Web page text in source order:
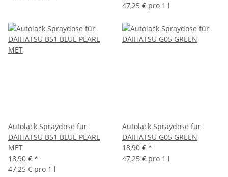
47,25 € pro 1 l
Autolack Spraydose für
DAIHATSU B51 BLUE PEARL
MET
18,90 € *
47,25 € pro 1 l
Autolack Spraydose für
DAIHATSU G05 GREEN
18,90 € *
47,25 € pro 1 l